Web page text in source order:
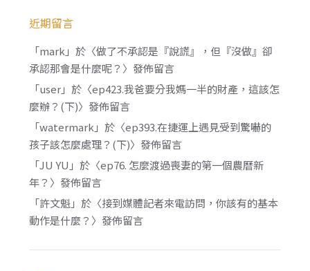
近期留言
「mark」於〈做了不承認是『說謊』，但『沒做』卻
承認那會是什麼呢？ 〉發佈留言
「user」於〈ep423.我爸要分我媽一半的財產，這該怎
麼辦？(下)〉發佈留言
「watermark」於〈ep393.在捷運上遇見受到驚嚇的
孩子該怎麼處理？(下)〉發佈留言
「JU YU 」於〈ep76. 怎麼渡過喪妻的第一個農曆新
年？ 〉發佈留言
「許文魁」於〈接到媒體記者來電訪問，你該有的基本
動作是什麼？ 〉發佈留言